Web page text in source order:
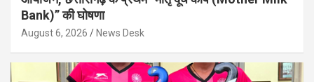
Bank)” की घोषणा
August 6, 2026 News Desk